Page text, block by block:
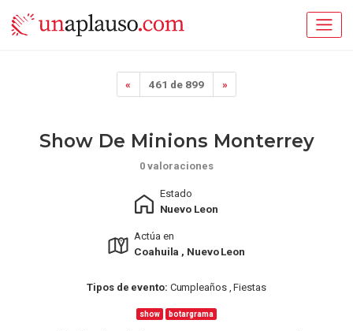
« 461 de 899 »
Show De Minions Monterrey
0 valoraciones
Estado
Nuevo Leon
Actúa en
Coahuila , Nuevo Leon
Tipos de evento: Cumpleaños , Fiestas
show botargrama